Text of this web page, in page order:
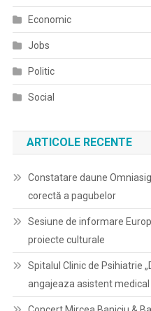
Economic
Jobs
Politic
Social
ARTICOLE RECENTE
Constatare daune
corectă a pagubelor
Sesiune de informare
proiecte culturale
Spitalul Clinic de Psihiatrie
angajeaza asistent medical